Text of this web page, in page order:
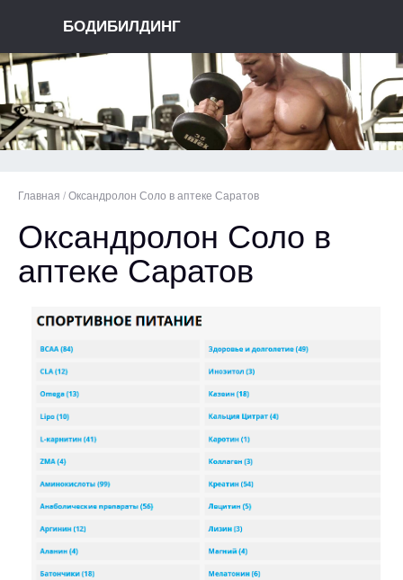
БОДИБИЛДИНГ
Главная / Оксандролон Соло в аптеке Саратов
Оксандролон Соло в
аптеке Саратов